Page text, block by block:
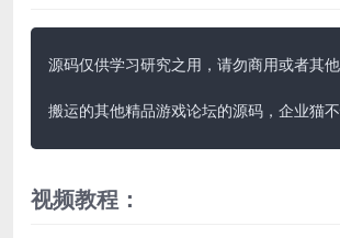
源码仅供学习研究之用，请勿商用或者其
搬运的其他精品游戏论坛的源码，企业猫
视频教程：